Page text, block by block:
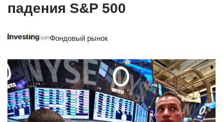
падения S&P 500
Фондовый рынок